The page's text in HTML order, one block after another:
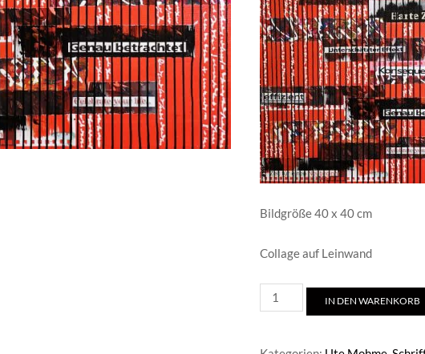
Bildgröße 40 x 40 cm
Collage auf Leinwand
Ute
Mohme/HarteIN DEN WARENKORB